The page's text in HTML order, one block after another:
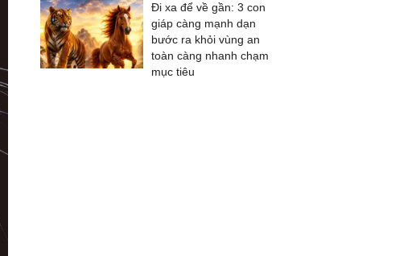
Đi xa để về gần: 3 con
giáp càng mạnh dạn
bước ra khỏi vùng an
toàn càng nhanh chạm
mục tiêu